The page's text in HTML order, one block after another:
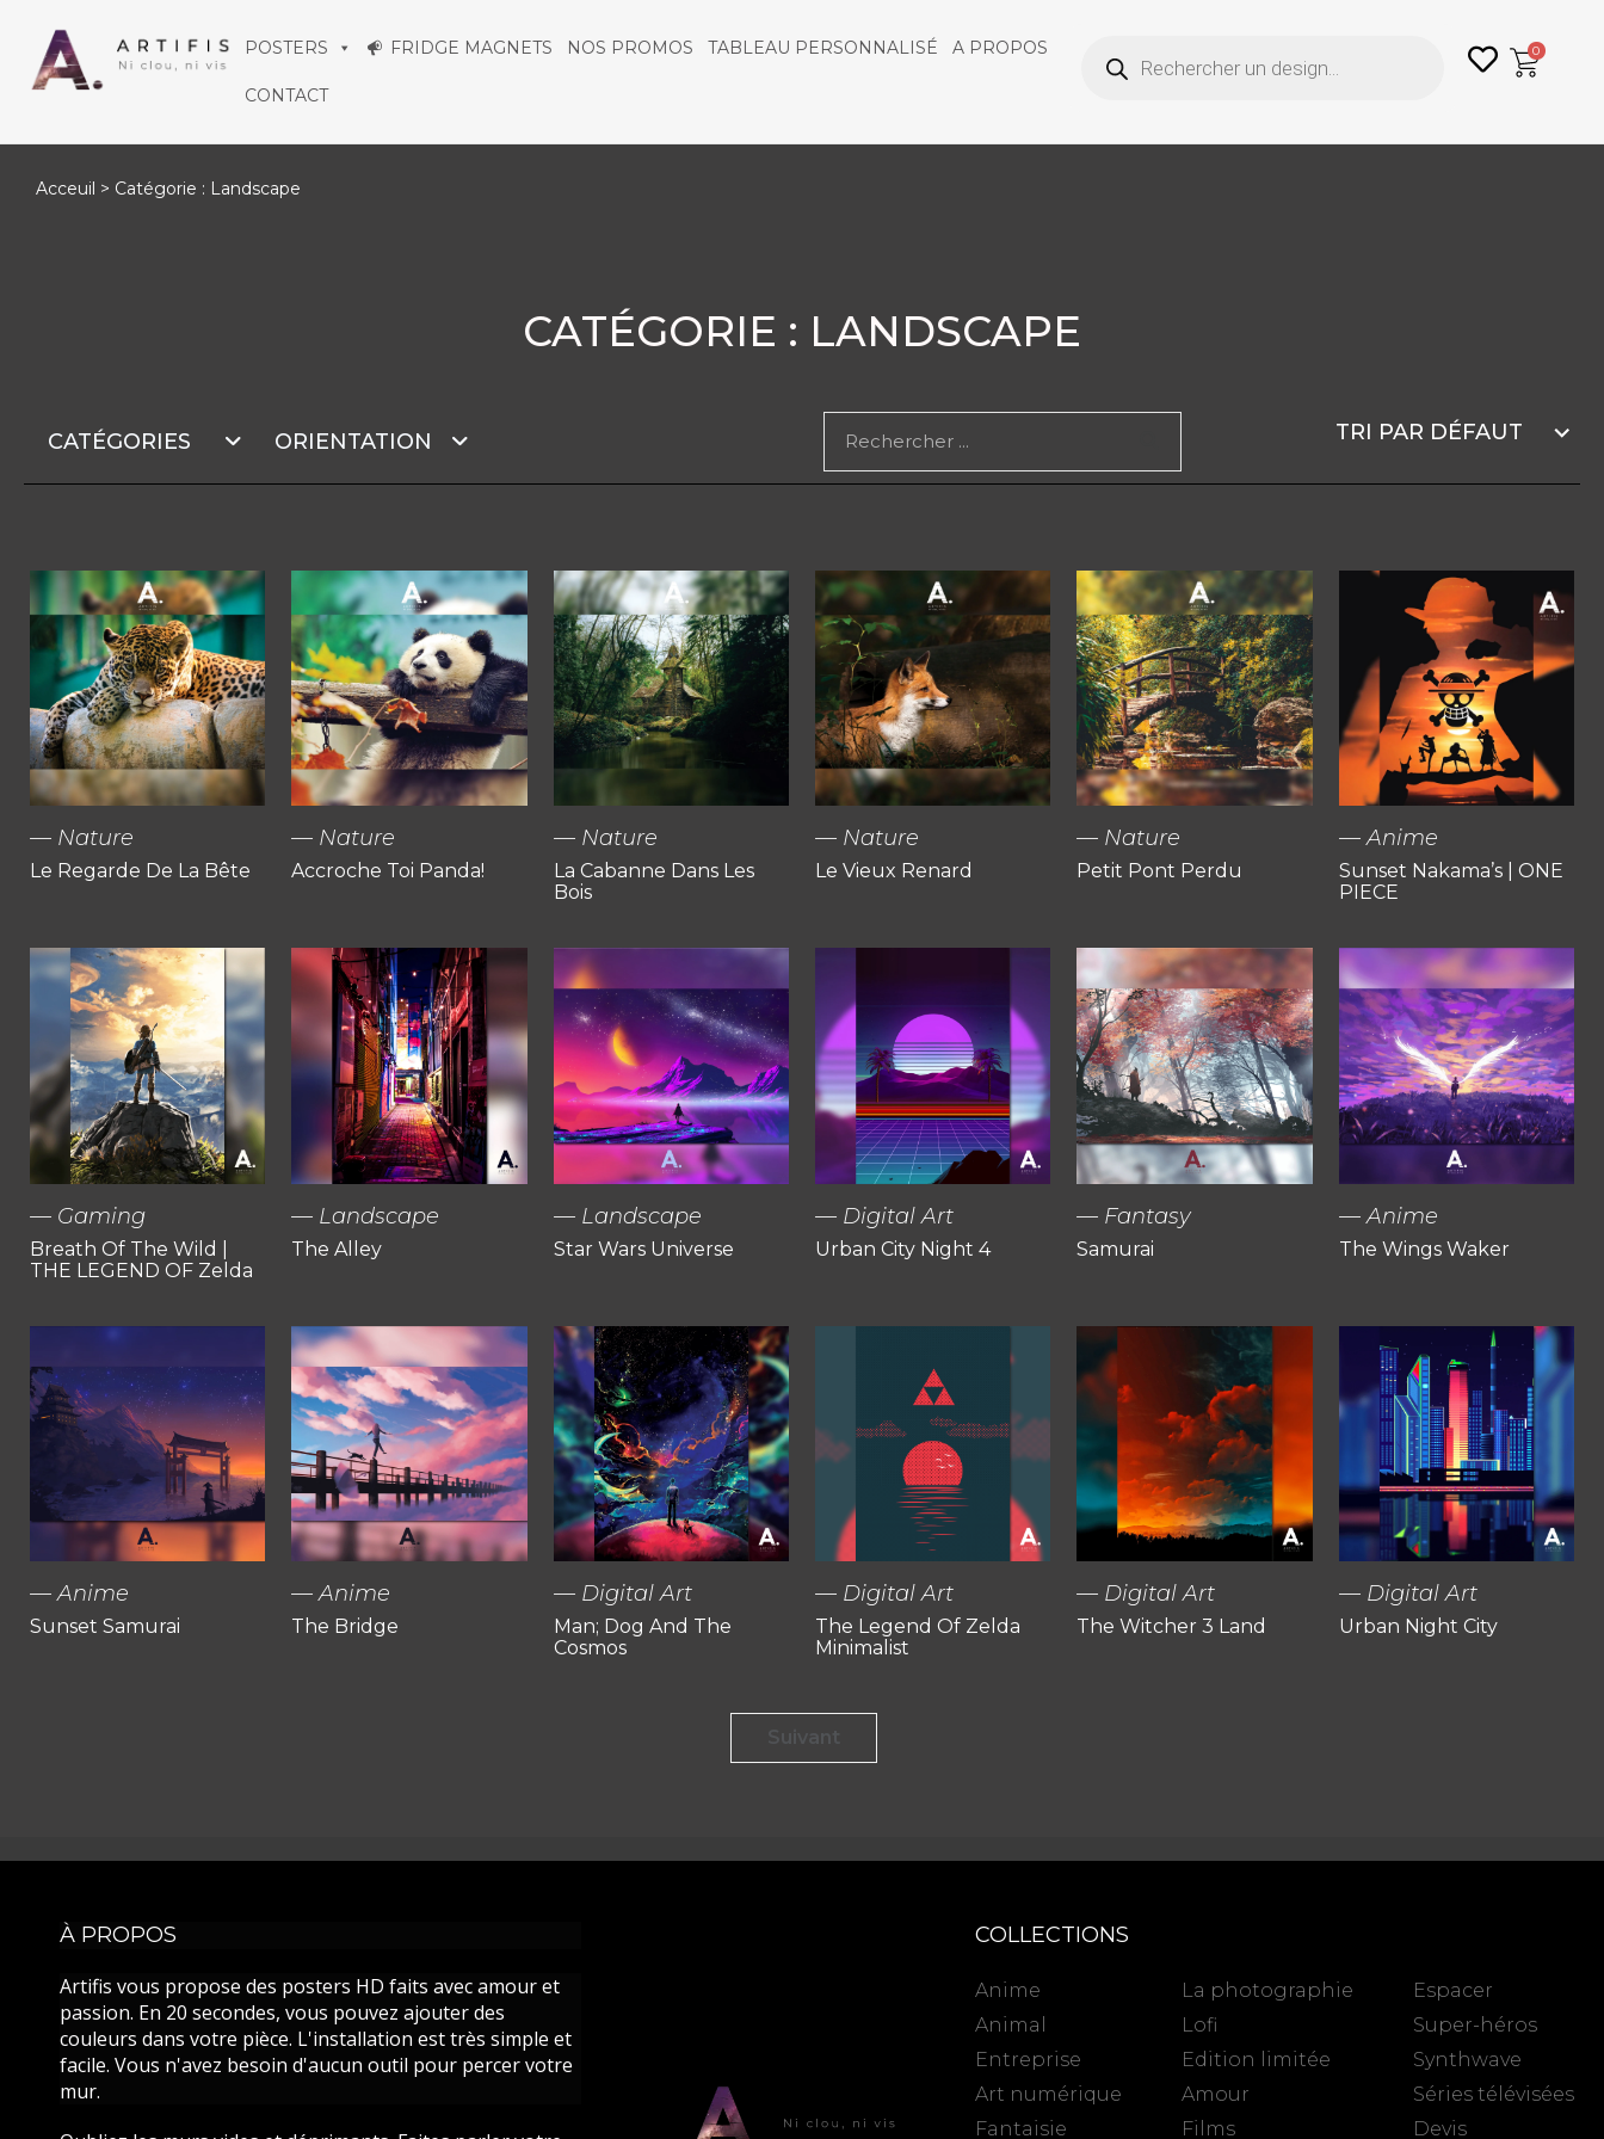
Aller
au
POSTERS FRIDGE MAGNETS NOS PROMOS TABLEAU PERSONNALISÉ A PROPOS
CONTACT
de
0
Acceuil > Catégorie : Landscape
CATÉGORIE : LANDSCAPE
CATÉGORIES ORIENTATION Rechercher
Nature
Le Regarde De La Bête
Nature
Accroche Toi Panda!
Nature
La Cabanne Dans Les
Bois
Nature
Le Vieux Renard
Nature
Petit Pont Perdu
Anime
Sunset Nakama’s | ONE
PIECE
Gaming
Breath Of The Wild |
THE LEGEND OF Zelda
Landscape
The Alley
Landscape
Star Wars Universe
Digital Art
Urban City Night 4
Fantasy
Samurai
Anime
The Wings Waker
Anime
Sunset Samurai
Anime
The Bridge
Digital Art
Man; Dog And The
Cosmos
Digital Art
The Legend Of Zelda
Minimalist
Digital Art
The Witcher 3 Land
Digital Art
Urban Night City
Suivant
À PROPOS
Artifis vous propose des posters HD faits avec amour et
passion. En 20 secondes, vous pouvez ajouter des
couleurs dans votre pièce. L'installation est très simple et
facile. Vous n'avez besoin d'aucun outil pour percer votre
mur.
COLLECTIONS
Anime
Animal
Entreprise
Art numérique
Fantaisie
La photographie
Lofi
Edition limitée
Amour
Films
Espacer
Super-héros
Synthwave
Séries télévisées
Devis